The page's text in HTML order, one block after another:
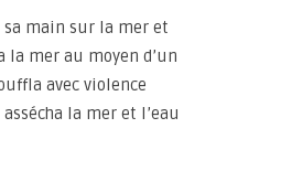
main sur la mer et
la mer au moyen d’un
avec violence
la mer et l’eau